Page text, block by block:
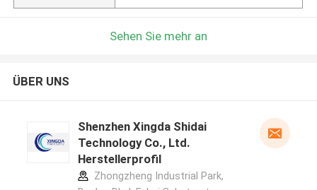
Sehen Sie mehr an
ÜBER UNS
Shenzhen Xingda Shidai
Technology Co., Ltd.
Herstellerprofil
Zhongzheng Industrial Park,